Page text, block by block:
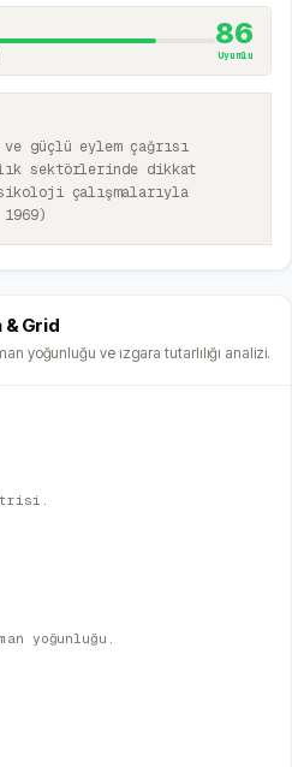
86
Uyumlu
güçlü eylem çağrısı
sektörlerinde dikkat
çalışmalarıyla
Grid
yoğunluğu ve ızgara tutarlılığı analizi.
yoğunluğu.